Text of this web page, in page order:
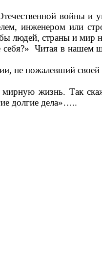
войны и
инженером или
людей, страны и мир
себя?» Читая в
пожалевший своей
жизнь. Так
долгие дела»…..